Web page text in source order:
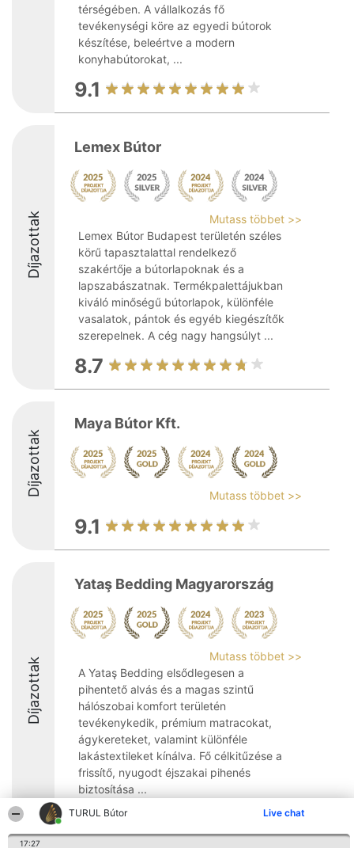
TURUL Bútor Live chat
17:27
térségében. A vállalkozás fő
tevékenységi köre az egyedi bútorok
készítése, beleértve a modern
konyhabútorokat, ...
9.1
Díjazottak
Lemex Bútor
Mutass többet >>
Lemex Bútor Budapest területén széles
körű tapasztalattal rendelkező
szakértője a bútorlapoknak és a
lapszabászatnak. Termékpalettájukban
kiváló minőségű bútorlapok, különféle
vasalatok, pántok és egyéb kiegészítők
szerepelnek. A cég nagy hangsúlyt ...
8.7
Díjazottak
Maya Bútor Kft.
Mutass többet >>
9.1
Díjazottak
Yataş Bedding Magyarország
Mutass többet >>
A Yataş Bedding elsődlegesen a
pihentető alvás és a magas szintű
hálószobai komfort területén
tevékenykedik, prémium matracokat,
ágykereteket, valamint különféle
lakástextileket kínálva. Fő célkitűzése a
frissítő, nyugodt éjszakai pihenés
biztosítása ...
9.2